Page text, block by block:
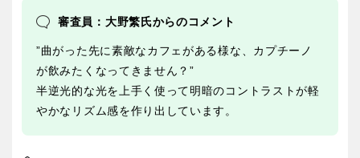
審査員：大野繁氏からのコメント
”曲がった先に素敵なカフェがある様な、カプチーノ
が飲みたくなってきません？”
半逆光的な光を上手く使って明暗のコントラストが軽
やかなリズム感を作り出しています。